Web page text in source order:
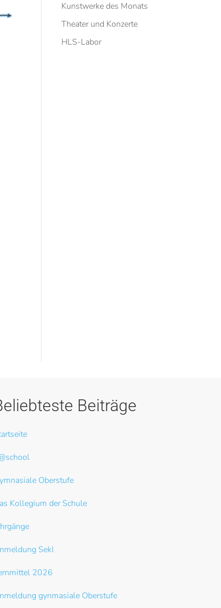
Kunstwerke des Monats
Theater und Konzerte
HLS-Labor
Beiträge
Oberstufe
Kollegium der Schule
SekI
2026
gynmasiale Oberstufe